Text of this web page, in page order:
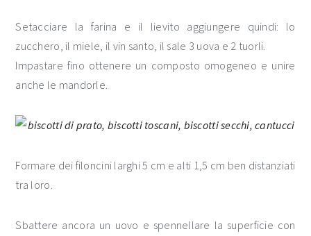
Setacciare la farina e il lievito aggiungere quindi: lo
zucchero, il miele, il vin santo, il sale 3 uova e 2 tuorli.
Impastare fino ottenere un composto omogeneo e unire
anche le mandorle.
Formare dei filoncini larghi 5 cm e alti 1,5 cm ben distanziati
tra loro.
Sbattere ancora un uovo e spennellare la superficie con